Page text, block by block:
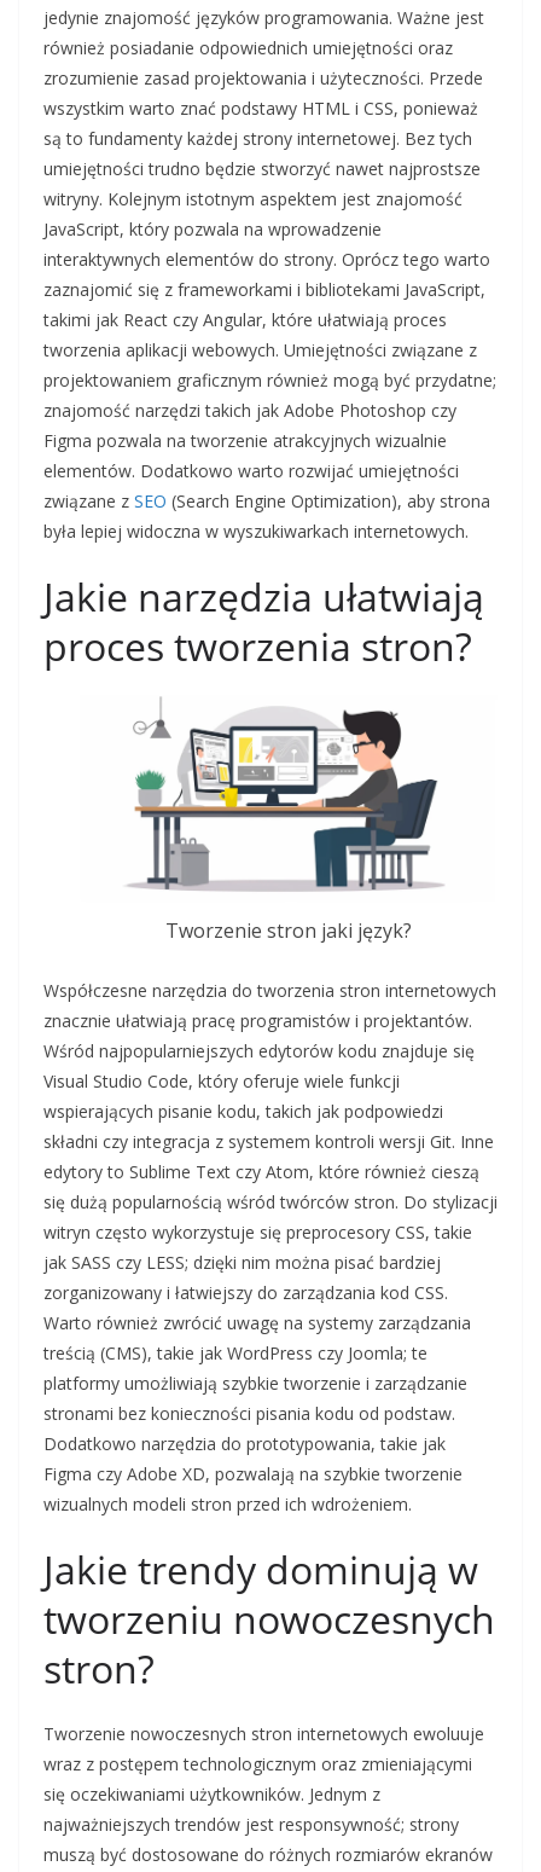
jedynie znajomość języków programowania. Ważne jest
również posiadanie odpowiednich umiejętności oraz
zrozumienie zasad projektowania i użyteczności. Przede
wszystkim warto znać podstawy HTML i CSS, ponieważ
są to fundamenty każdej strony internetowej. Bez tych
umiejętności trudno będzie stworzyć nawet najprostsze
witryny. Kolejnym istotnym aspektem jest znajomość
JavaScript, który pozwala na wprowadzenie
interaktywnych elementów do strony. Oprócz tego warto
zaznajomić się z frameworkami i bibliotekami JavaScript,
takimi jak React czy Angular, które ułatwiają proces
tworzenia aplikacji webowych. Umiejętności związane z
projektowaniem graficznym również mogą być przydatne;
znajomość narzędzi takich jak Adobe Photoshop czy
Figma pozwala na tworzenie atrakcyjnych wizualnie
elementów. Dodatkowo warto rozwijać umiejętności
związane z SEO (Search Engine Optimization), aby strona
była lepiej widoczna w wyszukiwarkach internetowych.
Jakie narzędzia ułatwiają
proces tworzenia stron?
Tworzenie stron jaki język?
Współczesne narzędzia do tworzenia stron internetowych
znacznie ułatwiają pracę programistów i projektantów.
Wśród najpopularniejszych edytorów kodu znajduje się
Visual Studio Code, który oferuje wiele funkcji
wspierających pisanie kodu, takich jak podpowiedzi
składni czy integracja z systemem kontroli wersji Git. Inne
edytory to Sublime Text czy Atom, które również cieszą
się dużą popularnością wśród twórców stron. Do stylizacji
witryn często wykorzystuje się preprocesory CSS, takie
jak SASS czy LESS; dzięki nim można pisać bardziej
zorganizowany i łatwiejszy do zarządzania kod CSS.
Warto również zwrócić uwagę na systemy zarządzania
treścią (CMS), takie jak WordPress czy Joomla; te
platformy umożliwiają szybkie tworzenie i zarządzanie
stronami bez konieczności pisania kodu od podstaw.
Dodatkowo narzędzia do prototypowania, takie jak
Figma czy Adobe XD, pozwalają na szybkie tworzenie
wizualnych modeli stron przed ich wdrożeniem.
Jakie trendy dominują w
tworzeniu nowoczesnych
stron?
Tworzenie nowoczesnych stron internetowych ewoluuje
wraz z postępem technologicznym oraz zmieniającymi
się oczekiwaniami użytkowników. Jednym z
najważniejszych trendów jest responsywność; strony
muszą być dostosowane do różnych rozmiarów ekranów